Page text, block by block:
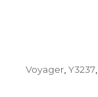
Voyager, Y3237,